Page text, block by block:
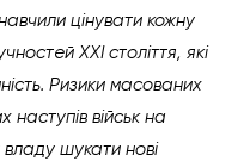
цінувати кожну
XXI століття, які
Ризики масованих
наступів військ на
владу шукати нові